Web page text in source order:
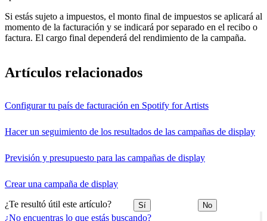
¿No encuentras lo que estás buscando?
Si estás sujeto a impuestos, el monto final de impuestos se aplicará al
momento de la facturación y se indicará por separado en el recibo o
factura. El cargo final dependerá del rendimiento de la campaña.
Artículos relacionados
Configurar tu país de facturación en Spotify for Artists
Hacer un seguimiento de los resultados de las campañas de display
Previsión y presupuesto para las campañas de display
Crear una campaña de display
¿Te resultó útil este artículo? Sí No